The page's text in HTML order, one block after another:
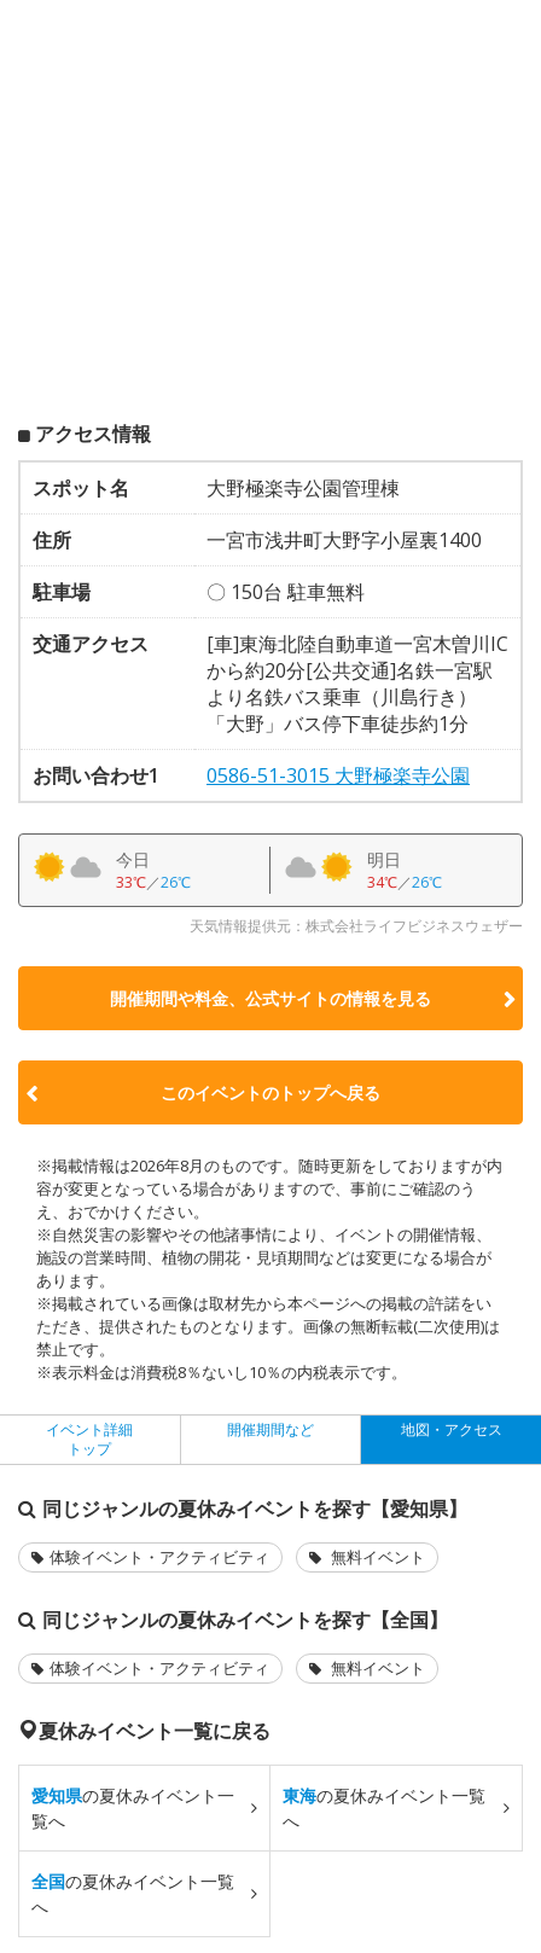
アクセス情報
スポット名
大野極楽寺公園管理棟
住所
一宮市浅井町大野字小屋裏1400
駐車場
〇 150台 駐車無料
交通アクセス
[車]東海北陸自動車道一宮木曽川IC
から約20分[公共交通]名鉄一宮駅
より名鉄バス乗車（川島行き）
「大野」バス停下車徒歩約1分
お問い合わせ1
0586-51-3015 大野極楽寺公園
今日
33℃／26℃
明日
34℃／26℃
天気情報提供元：株式会社ライフビジネスウェザー
開催期間や料金、公式サイトの情報を見る
このイベントのトップへ戻る
※掲載情報は2026年8月のものです。随時更新をしておりますが内
容が変更となっている場合がありますので、事前にご確認のう
え、おでかけください。
※自然災害の影響やその他諸事情により、イベントの開催情報、
施設の営業時間、植物の開花・見頃期間などは変更になる場合が
あります。
※掲載されている画像は取材先から本ページへの掲載の許諾をい
ただき、提供されたものとなります。画像の無断転載(二次使用)は
禁止です。
※表示料金は消費税8％ないし10％の内税表示です。
イベント詳細
トップ
開催期間など 地図・アクセス
同じジャンルの夏休みイベントを探す【愛知県】
体験イベント・アクティビティ 無料イベント
同じジャンルの夏休みイベントを探す【全国】
体験イベント・アクティビティ 無料イベント
夏休みイベント一覧に戻る
愛知県の夏休みイベント一
覧へ
東海の夏休みイベント一覧
へ
全国の夏休みイベント一覧
へ